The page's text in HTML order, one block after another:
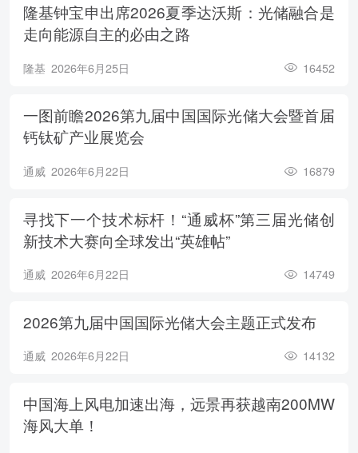
隆基钟宝申出席2026夏季达沃斯：光储融合是
走向能源自主的必由之路
隆基 2026年6月25日 16452
一图前瞻2026第九届中国国际光储大会暨首届
钙钛矿产业展览会
通威 2026年6月22日 16879
寻找下一个技术标杆！“通威杯”第三届光储创
新技术大赛向全球发出“英雄帖”
通威 2026年6月22日 14749
2026第九届中国国际光储大会主题正式发布
通威 2026年6月22日 14132
中国海上风电加速出海，远景再获越南200MW
海风大单！